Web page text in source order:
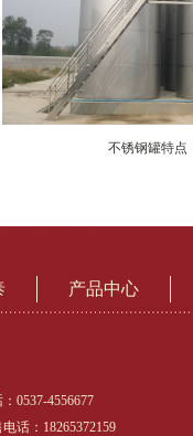
不锈钢罐特点
产品中心
0537-4556677
话：18265372159